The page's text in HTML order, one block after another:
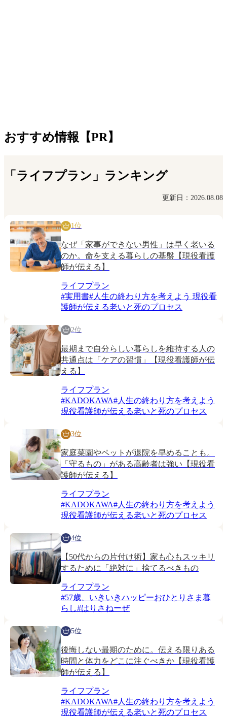
おすすめ情報【PR】
「ライフプラン」ランキング
更新日：2026.08.08
1位
なぜ「家事ができない男性」は早く老いる
のか。命を支える暮らしの基盤【現役看護
師が伝える】
ライフプラン
#実用書#人生の終わり方を考えよう 現役看
護師が伝える老いと死のプロセス
2位
最期まで自分らしい暮らしを維持する人の
共通点は「ケアの習慣」【現役看護師が伝
える】
ライフプラン
#KADOKAWA#人生の終わり方を考えよう
現役看護師が伝える老いと死のプロセス
3位
家庭菜園やペットが退院を早めることも。
「守るもの」がある高齢者は強い【現役看
護師が伝える】
ライフプラン
#KADOKAWA#人生の終わり方を考えよう
現役看護師が伝える老いと死のプロセス
4位
【50代からの片付け術】家も心もスッキリ
するために「絶対に」捨てるべきもの
ライフプラン
#57歳、いきいきハッピーおひとりさま暮
らし#はりさねーぜ
5位
後悔しない最期のために。伝える限りある
時間と体力をどこに注ぐべきか【現役看護
師が伝える】
ライフプラン
#KADOKAWA#人生の終わり方を考えよう
現役看護師が伝える老いと死のプロセス